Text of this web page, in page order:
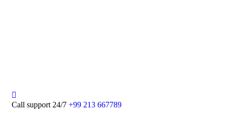
Call support 24/7 +99 213 667789